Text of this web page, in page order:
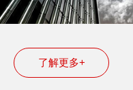
了解更多+